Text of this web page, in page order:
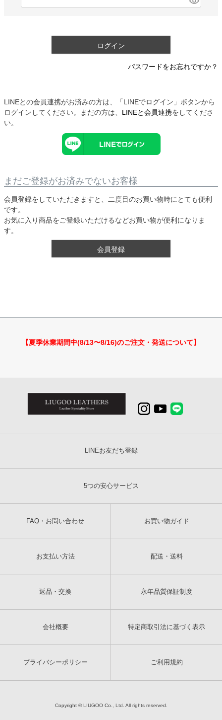
ログイン
パスワードをお忘れですか？
LINEとの会員連携がお済みの方は、「LINEでログイン」ボタンから
ログインしてください。まだの方は、 LINEと会員連携をしてくださ
い。
まだご登録がお済みでないお客様
会員登録をしていただきますと、二度目のお買い物時にとても便利
です。
お気に入り商品をご登録いただけるなどお買い物が便利になりま
す。
会員登録
【夏季休業期間中(8/13〜8/16)のご注文・発送について】
LINEお友だち登録
5つの安心サービス
FAQ・お問い合わせ お買い物ガイド
お支払い方法 配送・送料
返品・交換 永年品質保証制度
会社概要 特定商取引法に基づく表示
プライバシーポリシー ご利用規約
Copyright © LIUGOO Co., Ltd. All rights reserved.